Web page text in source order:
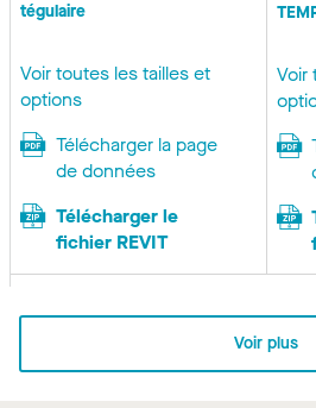
tégulaire
Voir toutes les tailles et
options
Télécharger la page
de données
Télécharger le
fichier REVIT
Voir
Voir plus